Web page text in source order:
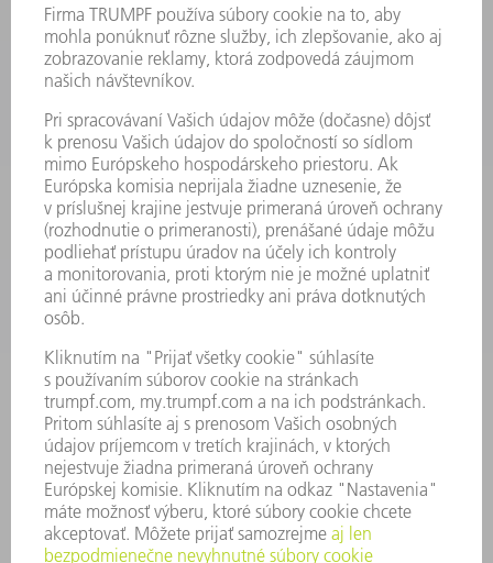
STROJE & SYSTÉMY
LASER
VÝKONOVÁ ELEKTRONIKA
ELEKTRICKÉ RUČNÉ NÁRADIE
SMART FACTORY
SOFTVÉR
SLUŽBY
APLIKÁCIE
ODVETVIA
PODNIK
KARIÉRA
PONUKY PRACOVNÝCH MIEST
PROFIL FIRMY
PREDSTAVENSTVO
SPRÁVA O HOSPODÁRENÍ
FIREMNÉ PRINCÍPY
ZHODA
SYSTÉM OZNAMOVANIA
SECURITY
TLAČOVÉ SPRÁVY
ČASOPISY
STABILITA
ŽIVOTNÉ PROSTREDIE & KLÍMA
SOCIÁLNE VECI & SPOLOČNOSŤ
VEDENIE PODNIKU